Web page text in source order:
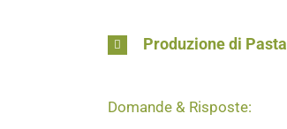
Produzione di Pasta
Domande & Risposte: